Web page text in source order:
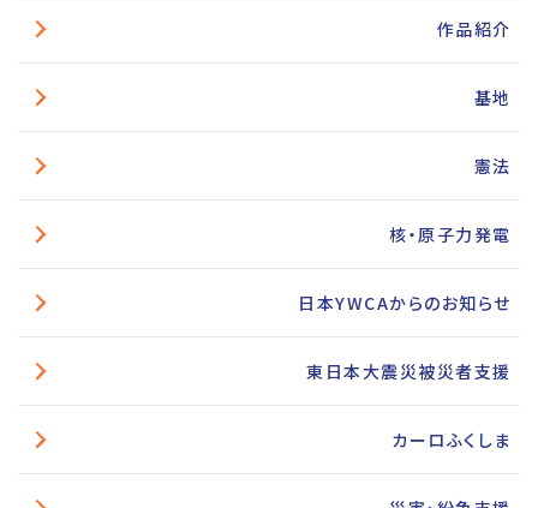
作品紹介
基地
憲法
核・原子力発電
日本YWCAからのお知らせ
東日本大震災被災者支援
カーロふくしま